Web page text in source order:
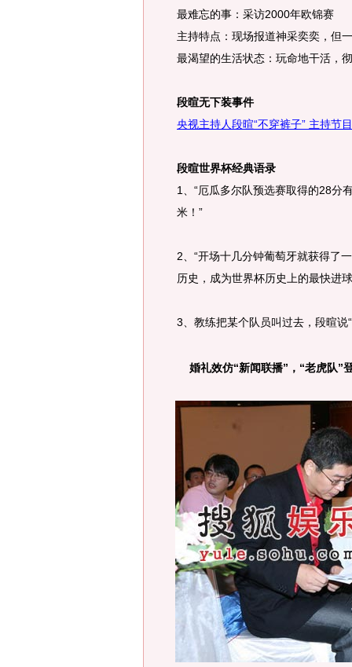
最难忘的事：采访2000年欧锦赛
主持特点：现场报道神采奕奕，但
最渴望的生活状态：玩命地干活，
段暄无下装事件
央视主持人段暄“不穿裤子” 主持节
段暄世界杯经典语录
1、“厄瓜多尔队预选赛取得的28分
米！”
2、“开场十几分钟葡萄牙就获得了
历史，成为世界杯历史上的最快进
3、教练把某个队员叫过去，段暄说
婚礼效仿“新闻联播”，“老虎队”